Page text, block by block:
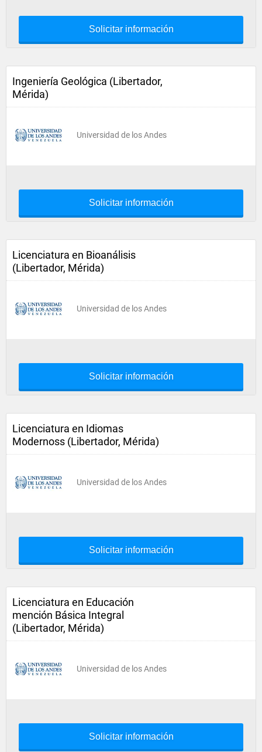
Solicitar información
Ingeniería Geológica (Libertador,
Mérida)
Universidad de los Andes
Solicitar información
Licenciatura en Bioanálisis
(Libertador, Mérida)
Universidad de los Andes
Solicitar información
Licenciatura en Idiomas
Modernoss (Libertador, Mérida)
Universidad de los Andes
Solicitar información
Licenciatura en Educación
mención Básica Integral
(Libertador, Mérida)
Universidad de los Andes
Solicitar información